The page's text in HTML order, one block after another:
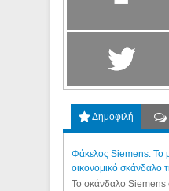
Δημοφιλή
Φάκελος Siemens: Το
οικονομικό σκάνδαλο
Το σκάνδαλο Siemens